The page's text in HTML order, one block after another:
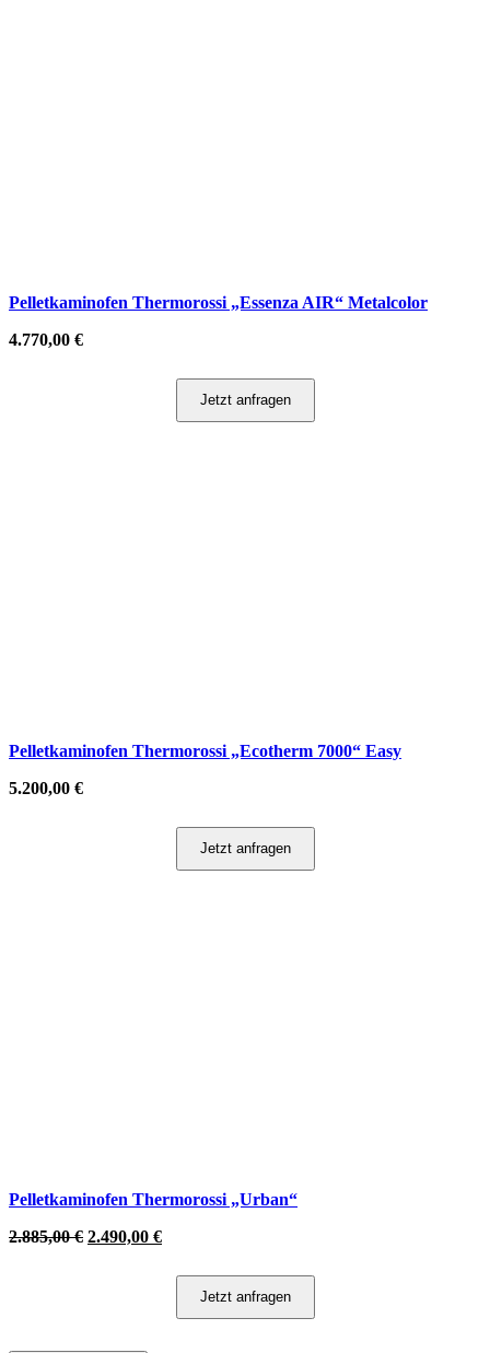
Pelletkaminofen Thermorossi „Essenza AIR“ Metalcolor
4.770,00 €
Jetzt anfragen
Pelletkaminofen Thermorossi „Ecotherm 7000“ Easy
5.200,00 €
Jetzt anfragen
Pelletkaminofen Thermorossi „Urban“
2.885,00€ 2.490,00 €
Jetzt anfragen